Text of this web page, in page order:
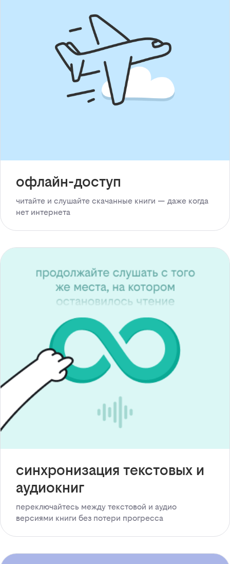
офлайн-доступ
читайте и слушайте скачанные книги — даже когда
нет интернета
синхронизация текстовых и
аудиокниг
переключайтесь между текстовой и аудио
версиями книги без потери прогресса